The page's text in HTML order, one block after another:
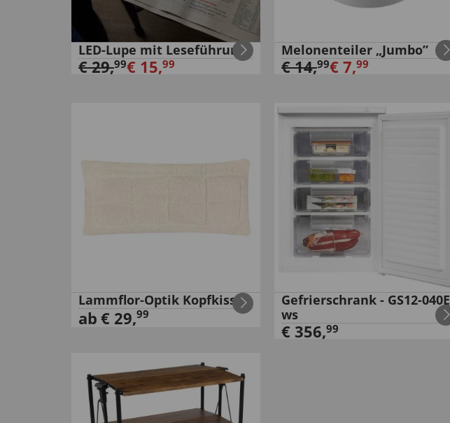
LED-Lupe mit Leseführung
€29,99€ 15,99
Melonenteiler „Jumbo”
€14,99€ 7,99
Lammflor-Optik Kopfkissen
ab € 29,99
Gefrierschrank - GS12-040E
ws
€ 356,99